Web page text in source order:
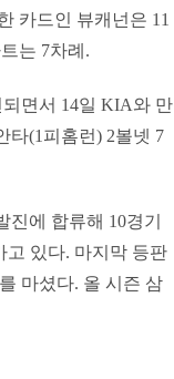
카드인 뷰캐넌은 11
는 7차례.
면서 14일 KIA와 만
타(1피홈런) 2볼넷 7
에 합류해 10경기
고 있다. 마지막 등판
마셨다. 올 시즌 삼